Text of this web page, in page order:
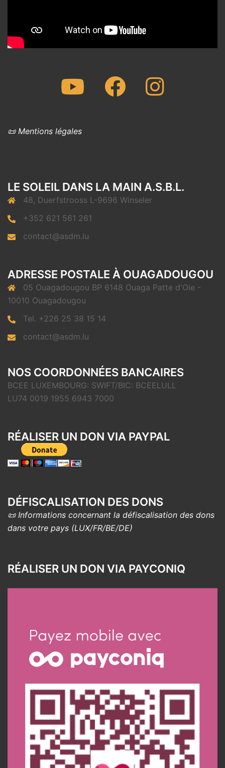
Youtube FacebookInstagram
📜 Mentions légales
LE SOLEIL DANS LA MAIN A.S.B.L.
48, Duerfstrooss L-9696 Winseler
+352 621 561 261
contact@asdm.lu
ADRESSE POSTALE À OUAGADOUGOU
05 Ouagadougou BP 6148 Ouaga Patte d'Oie -
10010 Ouagadougou
Tel. +226 25 38 15 14
contact@asdm.lu
NOS COORDONNÉES BANCAIRES
BCEE LUXEMBOURG: SWIFT/BIC: BCEELULL
LU74 0019 1955 6943 7000
RÉALISER UN DON VIA PAYPAL
DÉFISCALISATION DES DONS
📜 Informations concernant la défiscalisation des dons
dans votre pays (LUX/FR/BE/DE)
RÉALISER UN DON VIA PAYCONIQ